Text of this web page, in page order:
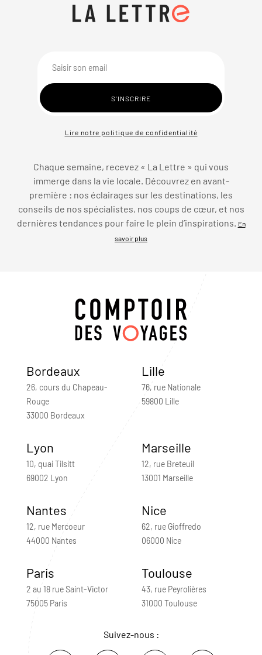
Lire notre politique de confidentialité
Chaque semaine, recevez « La Lettre » qui vous
immerge dans la vie locale. Découvrez en avant-
première : nos éclairages sur les destinations, les
conseils de nos spécialistes, nos coups de cœur, et nos
dernières tendances pour faire le plein d’inspirations.
En
savoir plus
Bordeaux
26, cours du Chapeau-
Rouge
33000 Bordeaux
Lille
76, rue Nationale
59800 Lille
Lyon
10, quai Tilsitt
69002 Lyon
Marseille
12, rue Breteuil
13001 Marseille
Nantes
12, rue Mercoeur
44000 Nantes
Nice
62, rue Gioffredo
06000 Nice
Paris
2 au 18 rue Saint-Victor
75005 Paris
Toulouse
43, rue Peyrolières
31000 Toulouse
Suivez-nous :